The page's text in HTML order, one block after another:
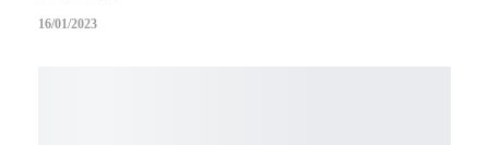
16/01/2023